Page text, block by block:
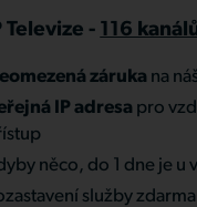
Televize - 116
záruka na
IP adresa pro
něco, do 1 dne je u
služby zdarma